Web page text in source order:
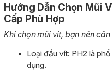
Hướng Dẫn Chọn Mũi
Cấp Phù Hợp
Khi chọn mũi vít, bạn nên cân
Loại đầu vít: PH2 là
dụng.